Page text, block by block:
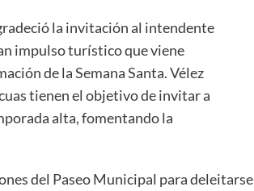
la invitación al intendente
impulso turístico que viene
de la Semana Santa. Vélez
tienen el objetivo de invitar a
alta, fomentando la
del Paseo Municipal para deleitarse